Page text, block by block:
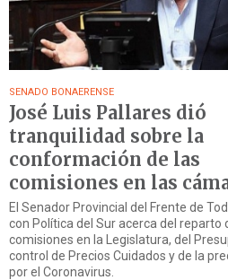
SENADO BONAERENSE
José Luis Pallares dió
tranquilidad sobre la
conformación de las
comisiones en las
El Senador Provincial del Frente de
con Política del Sur acerca del reparto
comisiones en la Legislatura, del
control de Precios Cuidados y de la
por el Coronavirus.